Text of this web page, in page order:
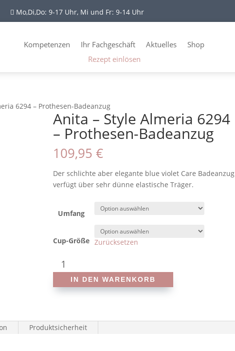
 Mo,Di,Do: 9-17 Uhr, Mi und Fr: 9-14 Uhr
Kompetenzen Ihr Fachgeschäft Aktuelles
Shop
Rezept einlösen
6294 – Prothesen-Badeanzug
Anita – Style Almeria 6294
– Prothesen-Badeanzug
109,95€
Der schlichte aber elegante blue violet Care Badeanzug
verfügt über sehr dünne elastische Träger.
Umfang
Cup-Größe Zurücksetzen
Anita
-
Prothesen-
IN DEN WARENKORB
Produktsicherheit